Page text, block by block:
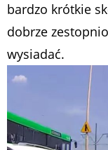
bardzo krótkie
dobrze
wysiadać.